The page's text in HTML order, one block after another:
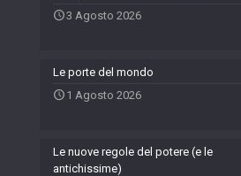
3 Agosto 2026
Le porte del mondo
1 Agosto 2026
Le nuove regole del potere (e le
antichissime)